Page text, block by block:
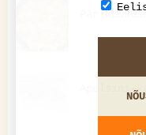
Apelsini-